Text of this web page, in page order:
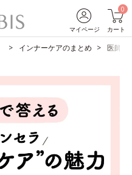
マイページ
0
カート
インナーケアのまとめ 医師目